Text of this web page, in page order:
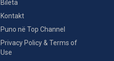
Bileta
Kontakt
Puno në Top Channel
Privacy Policy & Terms of
Use